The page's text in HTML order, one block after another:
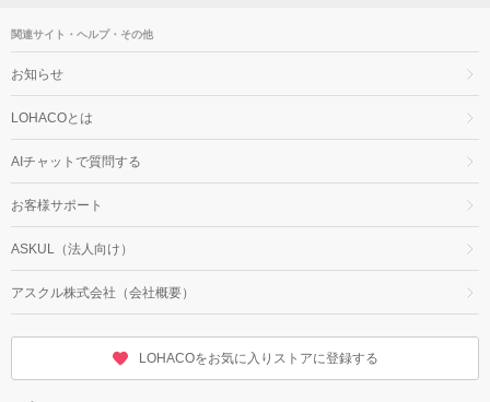
関連サイト・ヘルプ・その他
お知らせ
LOHACOとは
AIチャットで質問する
お客様サポート
ASKUL（法人向け）
アスクル株式会社（会社概要）
LOHACOをお気に入りストアに登録する